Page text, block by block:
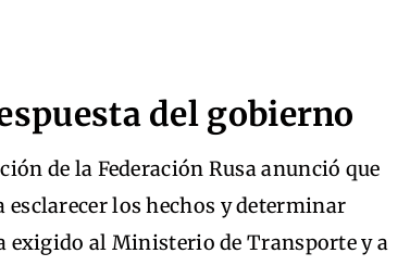
del gobierno
de la Federación Rusa anunció que
los hechos y determinar
exigido al Ministerio de Transporte y a